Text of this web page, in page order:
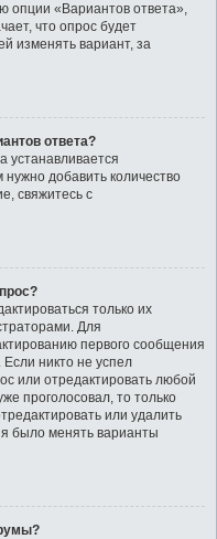
опции «Вариантов ответа»,
что опрос будет
изменять вариант, за
ответа?
устанавливается
добавить количество
свяжитесь с
только их
Для
первого сообщения
никто не успел
или отредактировать любой
проголосовал, то только
или удалить
было менять варианты